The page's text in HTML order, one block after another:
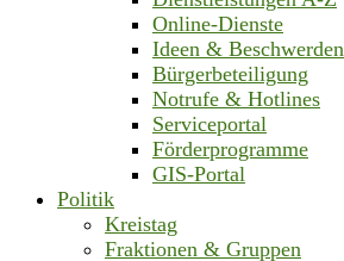
Online-Dienste
Ideen & Beschwerden
Bürgerbeteiligung
Notrufe & Hotlines
Serviceportal
Förderprogramme
GIS-Portal
Politik
Kreistag
Fraktionen & Gruppen